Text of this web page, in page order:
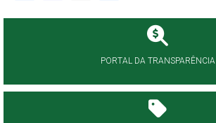
PORTAL DA TRANSPARÊNCIA